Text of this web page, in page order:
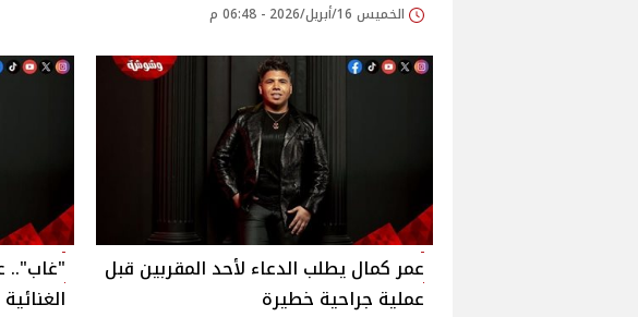
الخميس 16/أبريل/2026 - 06:48 م
عمر كمال يطلب الدعاء لأحد المقربين قبل
عملية جراحية خطيرة
"غاب"..
الغنائية